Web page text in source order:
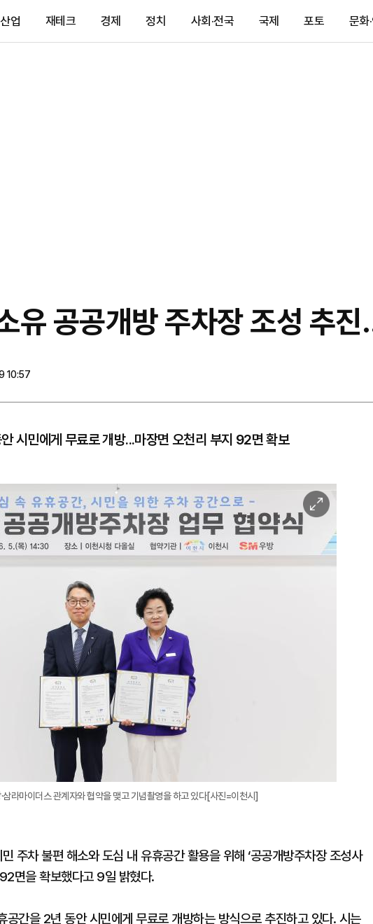
산업 재테크 경제 정치 사회·전국 국제 포토 문화
유 공공개방 주차장 조성 추
10:57
시민에게 무료로 개방...마장면 오천리 부지 92면 확보
이
미
확
라마이더스 관계자와 협약을 맺고 기념촬영을 하고 있다[사진=이천시]
주차 불편 해소와 도심 내 유휴공간 활용을 위해 ‘공공개방주차장 조성사
면을 확보했다고 9일 밝혔다.
공간을 2년 동안 시민에게 무료로 개방하는 방식으로 추진하고 있다. 시는